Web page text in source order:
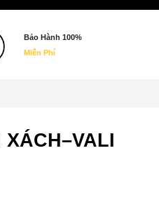
Bảo Hành 100%
Miễn Phí